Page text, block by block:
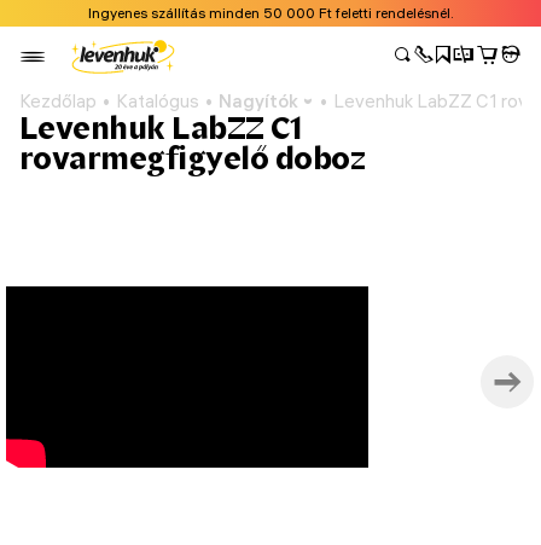
Ingyenes szállítás minden 50 000 Ft feletti rendelésnél.
Kezdőlap Katalógus Nagyítók Levenhuk LabZZ C1
Levenhuk LabZZ C1
rovarmegfigyelő doboz